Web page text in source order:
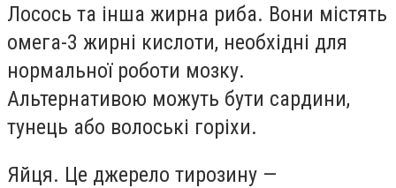
Лосось та інша жирна риба. Вони містять
омега-3 жирні кислоти, необхідні для
нормальної роботи мозку.
Альтернативою можуть бути сардини,
тунець або волоські горіхи.
Яйця. Це джерело тирозину —